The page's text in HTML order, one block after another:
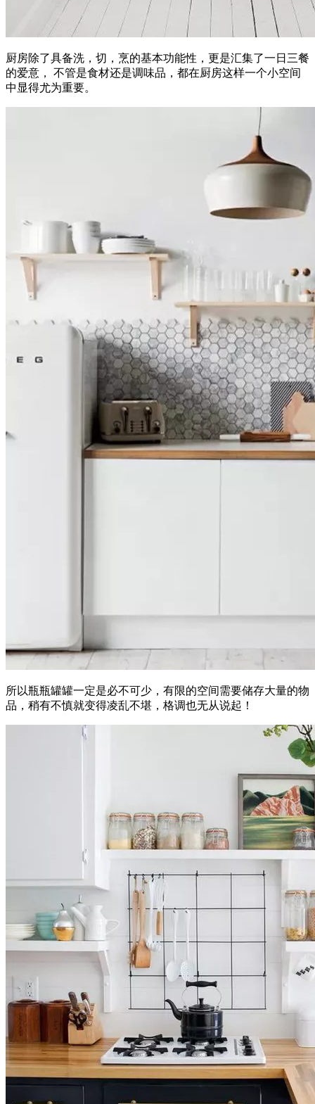
厨房除了具备洗，切，烹的基本功能性，更是汇集了一日三餐
的爱意， 不管是食材还是调味品，都在厨房这样一个小空间
中显得尤为重要。
所以瓶瓶罐罐一定是必不可少，有限的空间需要储存大量的物
品，稍有不慎就变得凌乱不堪，格调也无从说起！